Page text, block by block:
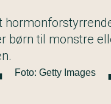
børn til monstre
Foto: Getty Images